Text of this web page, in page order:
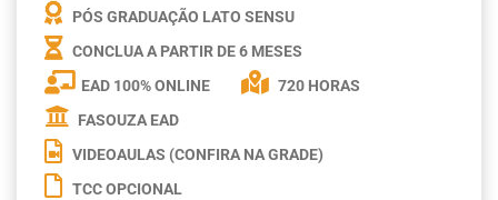
PÓS GRADUAÇÃO LATO SENSU
CONCLUA A PARTIR DE6 MESES
EAD 100% ONLINE
720 HORAS
FASOUZA EAD
VIDEOAULAS (CONFIRA NA GRADE)
TCC OPCIONAL